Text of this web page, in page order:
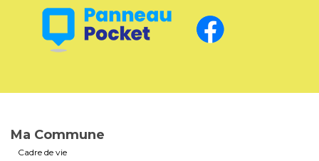
Ma Commune
Cadre de vie